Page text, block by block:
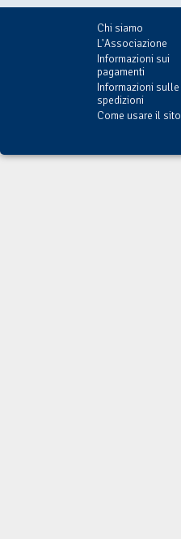
Chi siamo
L'Associazione
Informazioni sui
pagamenti
Informazioni sulle
spedizioni
Come usare il sito